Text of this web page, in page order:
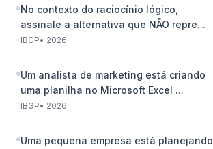
No contexto do raciocínio lógico,
assinale a alternativa que NÃO repre...
IBGP• 2026
Um analista de marketing está criando
uma planilha no Microsoft Excel ...
IBGP• 2026
Uma pequena empresa está planejando